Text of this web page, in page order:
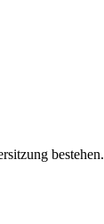
bestehen.